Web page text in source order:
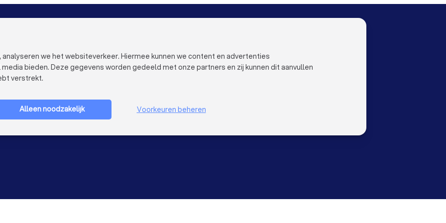
EPC-keurders in Brasschaat
Trustlocal Top Pro
Ervaringen
Werken bij Trustlocal
Privacy
Sitemap
we het websiteverkeer. Hiermee kunnen we content en advertenties
bieden. Deze gegevens worden gedeeld met onze partners en zij kunnen dit aanvullen
verstrekt.
Alleen noodzakelijk Voorkeuren beheren